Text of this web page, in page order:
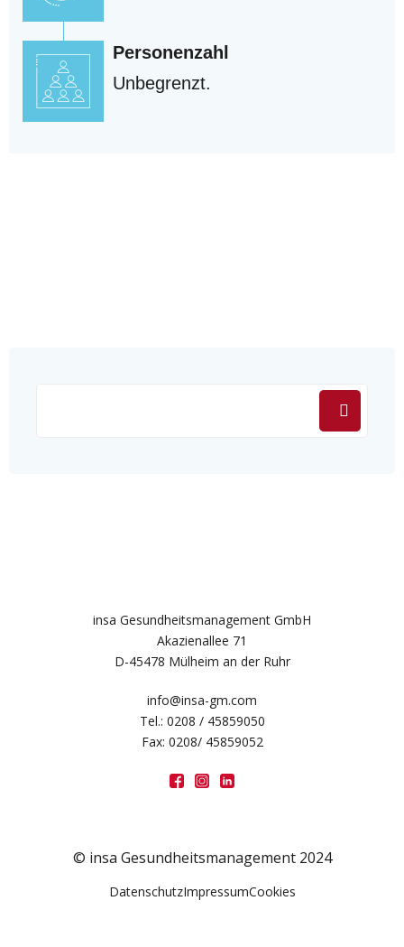
Personenzahl
Unbegrenzt.
insa Gesundheitsmanagement GmbH
Akazienallee 71
D-45478 Mülheim an der Ruhr
info@insa-gm.com
Tel.: 0208 / 45859050
Fax: 0208/ 45859052
© insa Gesundheitsmanagement 2024
DatenschutzImpressumCookies